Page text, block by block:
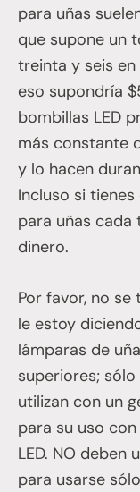
para uñas
que supone un
treinta y seis en
eso supondría
bombillas LED
más constante
y lo hacen
Incluso si
para uñas cada
dinero.
Por favor, no
le estoy
lámparas de
superiores;
utilizan con un
para su uso
LED. NO deben
para usarse